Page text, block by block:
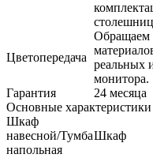
Цветопередача
Обращаем
реальных
монитора.
Гарантия
24 месяца
Основные характеристики
Шкаф
навесной/Тумба
напольная
Шкаф